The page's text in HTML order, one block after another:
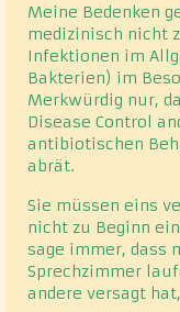
Meine Bedenken
medizinisch nicht
Infektionen im
Bakterien) im
Merkwürdig nur,
Disease Control
antibiotischen
abrät.
Sie müssen eins
nicht zu Beginn
sage immer, dass
Sprechzimmer
andere versagt